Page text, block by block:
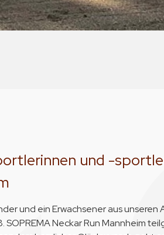
und -
und ein Erwachsener aus
SOPREMA Neckar Run Mannheim